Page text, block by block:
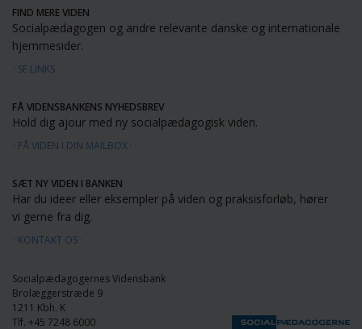
FIND MERE VIDEN
Socialpædagogen og andre relevante danske og internationale
hjemmesider.
SE LINKS
FÅ VIDENSBANKENS NYHEDSBREV
Hold dig ajour med ny socialpædagogisk viden.
FÅ VIDEN I DIN MAILBOX
SÆT NY VIDEN I BANKEN
Har du ideer eller eksempler på viden og praksisforløb, hører
vi gerne fra dig.
KONTAKT OS
Socialpædagogernes Vidensbank
Brolæggerstræde 9
1211 Kbh. K
Tlf. +45 7248 6000